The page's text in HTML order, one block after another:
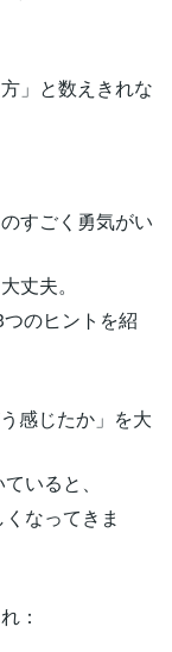
」と数えきれな
すごく勇気がい
丈夫。
のヒントを紹
感じたか」を大
いると、
なってきま
：